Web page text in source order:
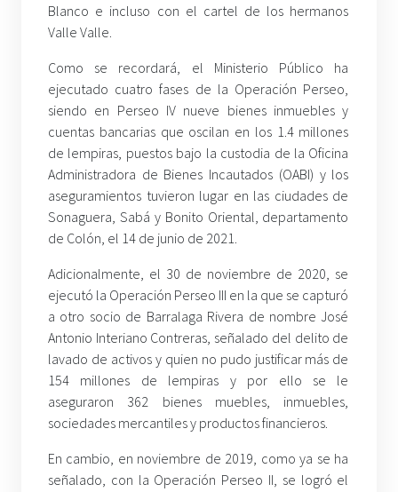
Blanco e incluso con el cartel de los hermanos
Valle Valle.
Como se recordará, el Ministerio Público ha
ejecutado cuatro fases de la Operación Perseo,
siendo en Perseo IV nueve bienes inmuebles y
cuentas bancarias que oscilan en los 1.4 millones
de lempiras, puestos bajo la custodia de la Oficina
Administradora de Bienes Incautados (OABI) y los
aseguramientos tuvieron lugar en las ciudades de
Sonaguera, Sabá y Bonito Oriental, departamento
de Colón, el 14 de junio de 2021.
Adicionalmente, el 30 de noviembre de 2020, se
ejecutó la Operación Perseo III en la que se capturó
a otro socio de Barralaga Rivera de nombre José
Antonio Interiano Contreras, señalado del delito de
lavado de activos y quien no pudo justificar más de
154 millones de lempiras y por ello se le
aseguraron 362 bienes muebles, inmuebles,
sociedades mercantiles y productos financieros.
En cambio, en noviembre de 2019, como ya se ha
señalado, con la Operación Perseo II, se logró el